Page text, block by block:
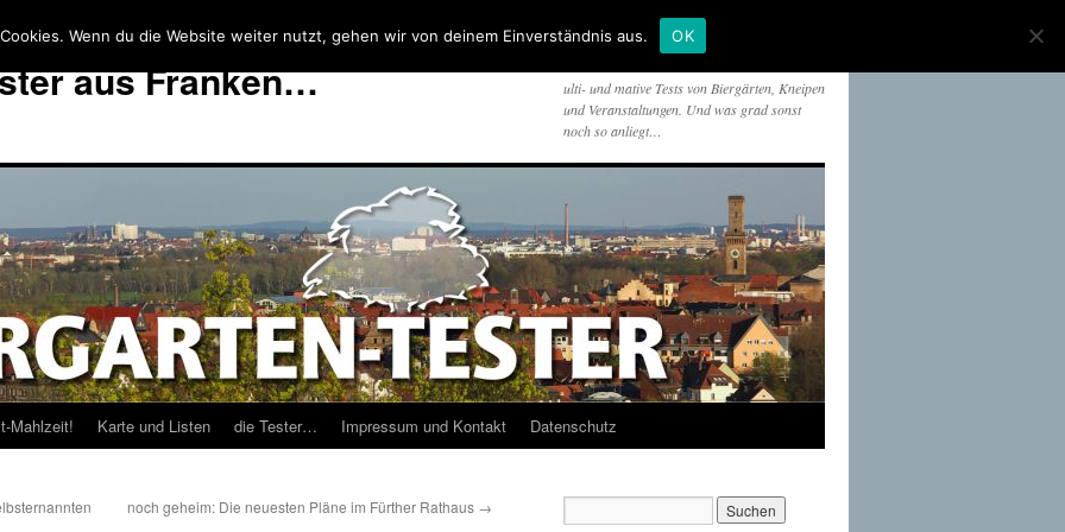
aus Franken…
ulti- und mative Tests von Biergärten, Kneipen
und Veranstaltungen. Und was grad sonst
noch so anliegt…
Mahlzeit! Karte und Listen die Tester… Impressum und Kontakt Datenschutz
noch geheim: Die neuesten Pläne im Fürther Rathaus →
Wenn du die Website weiter nutzt, gehen wir von deinem Einverständnis aus. OK